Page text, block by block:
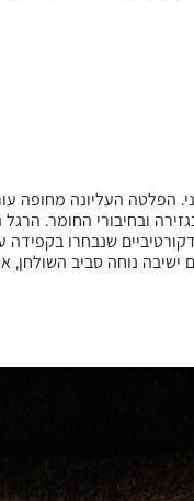
הפלטה העליונה מחופה
ובחיבורי החומר.
שנבחרו
ישיבה נוחה סביב